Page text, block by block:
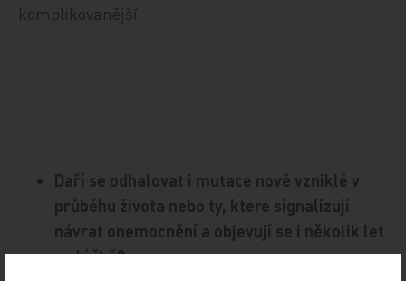
komplikovanější.
Daří se odhalovat i mutace nově vzniklé v
průběhu života nebo ty, které signalizují
návrat onemocnění a objevují se i několik let
po léčbě?